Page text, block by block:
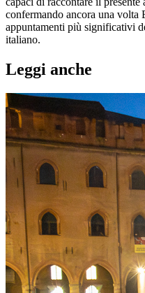
confermando ancora una
appuntamenti più significativi
italiano.
Leggi anche